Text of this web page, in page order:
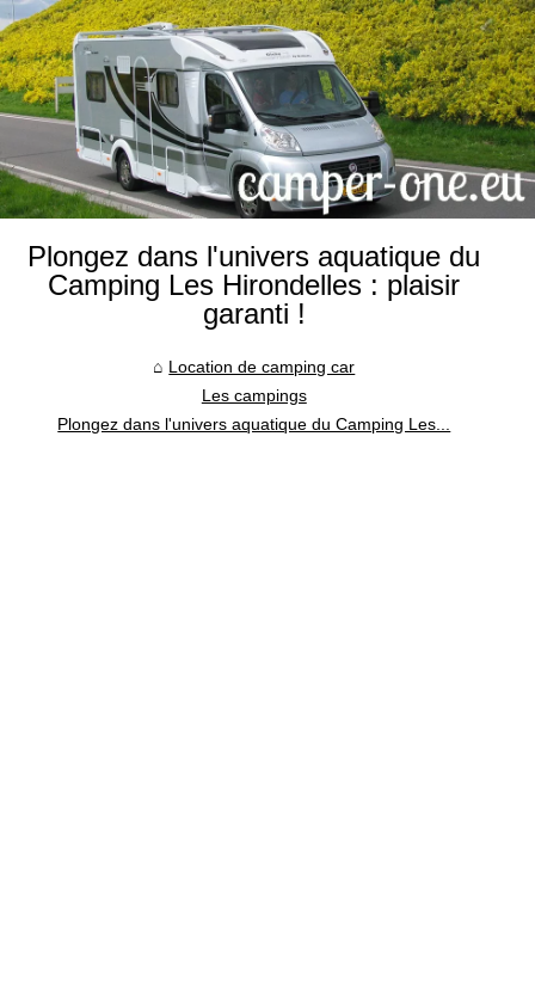
Plongez dans l'univers aquatique du
Camping Les Hirondelles : plaisir
garanti !
Location de camping car
Les campings
Plongez dans l'univers aquatique du Camping Les...